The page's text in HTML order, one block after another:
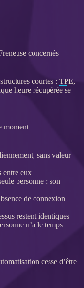
concernés
courtes : TPE,
heure récupérée se
moment
sans valeur
entre eux
personne : son
de connexion
restent identiques
n’a le temps
cesse d’être